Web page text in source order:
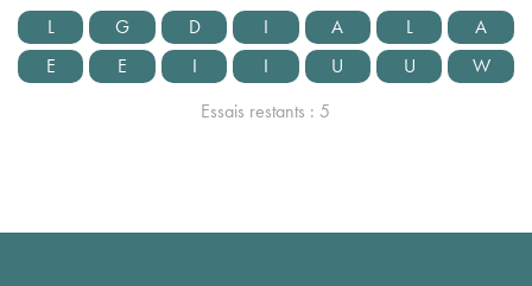
L G D I A L
A
E
E I I U U
W
Essais restants : 5